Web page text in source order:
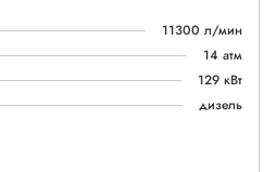
11300 л/мин
14 атм
129 кВт
дизель